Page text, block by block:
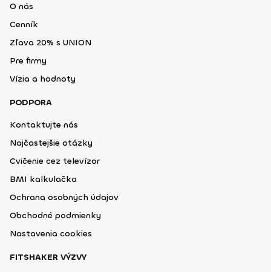
O nás
Cenník
Zľava 20% s UNION
Pre firmy
Vízia a hodnoty
PODPORA
Kontaktujte nás
Najčastejšie otázky
Cvičenie cez televízor
BMI kalkulačka
Ochrana osobných údajov
Obchodné podmienky
Nastavenia cookies
FITSHAKER VÝZVY